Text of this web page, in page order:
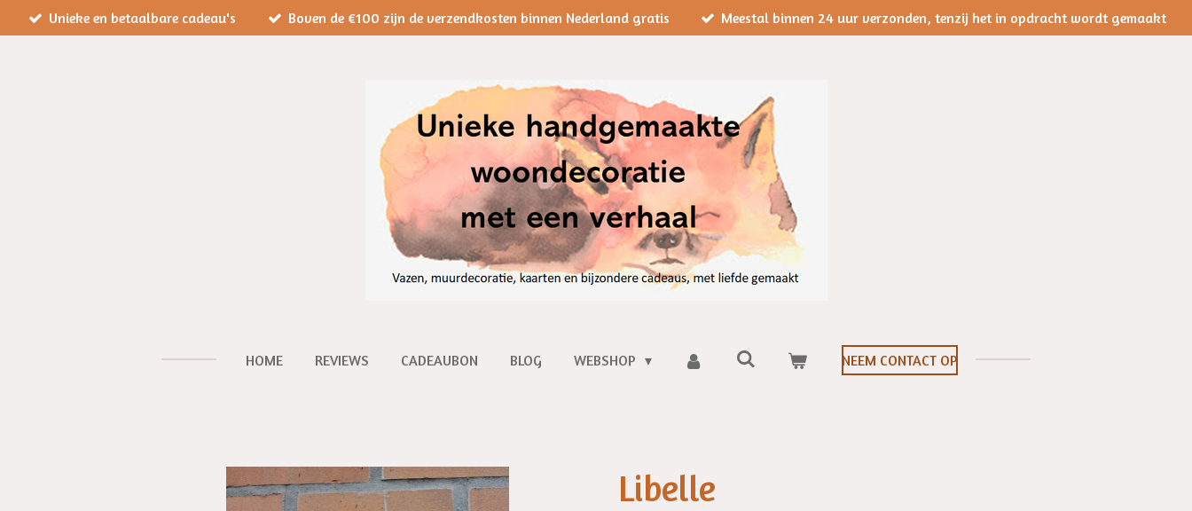
direct
Unieke en betaalbare cadeau's Boven de €100 zijn de verzendkosten binnen Nederland gratis Meestal binnen 24 uur verzonden, tenzij het in opdracht wordt gemaakt
HOME REVIEWS CADEAUBON BLOG WEBSHOP NEEM CONTACT OP
Libelle